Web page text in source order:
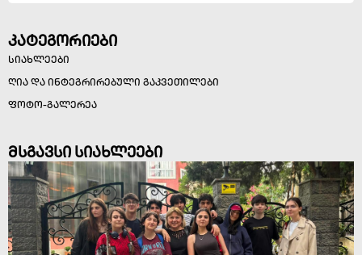
კატეგორიები
სიახლეები
ღია და ინტეგრირებული გაკვეთილები
ფოტო-გალერეა
მსგავსი სიახლეები